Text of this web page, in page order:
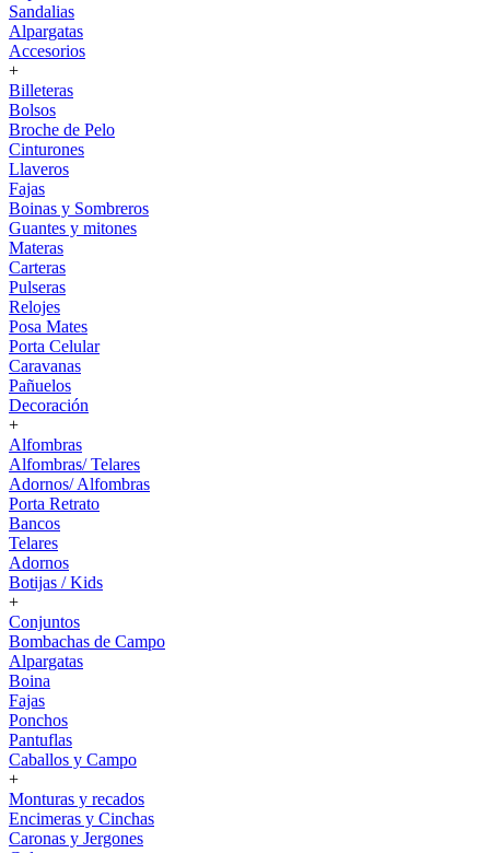
Sandalias
Alpargatas
Accesorios
+
Billeteras
Bolsos
Broche de Pelo
Cinturones
Llaveros
Fajas
Boinas y Sombreros
Guantes y mitones
Materas
Carteras
Pulseras
Relojes
Posa Mates
Porta Celular
Caravanas
Pañuelos
Decoración
+
Alfombras
Alfombras/ Telares
Adornos/ Alfombras
Porta Retrato
Bancos
Telares
Adornos
Botijas / Kids
+
Conjuntos
Bombachas de Campo
Alpargatas
Boina
Fajas
Ponchos
Pantuflas
Caballos y Campo
+
Monturas y recados
Encimeras y Cinchas
Caronas y Jergones